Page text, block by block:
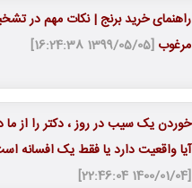
راهنمای خرید برنج | نکات مهم در
مرغوب [1399/05/05 16:24:38]
خوردن یک سیب در روز ، دکتر را از ما
آیا واقعیت دارد یا فقط یک افسانه
[1400/01/04 22:46:04]